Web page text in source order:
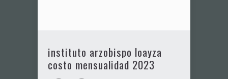
instituto arzobispo loayza
costo mensualidad 2023